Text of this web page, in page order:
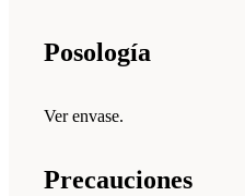
Posología
Ver envase.
Precauciones